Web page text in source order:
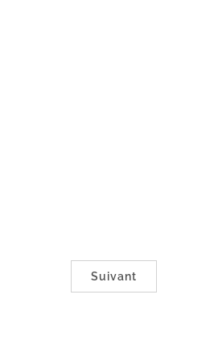
Suivant